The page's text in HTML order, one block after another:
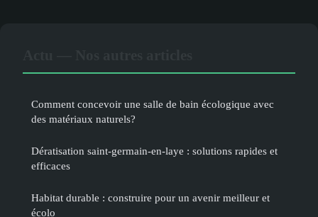
Comment concevoir une salle de bain écologique avec
des matériaux naturels?
Dératisation saint-germain-en-laye : solutions rapides et
efficaces
Habitat durable : construire pour un avenir meilleur et
écolo